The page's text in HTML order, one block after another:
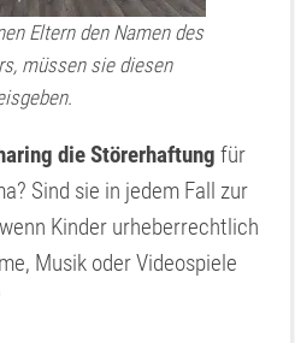
Eltern den Namen des
müssen sie diesen
die Störerhaftungfür
Sind sie in jedem Fall zur
Kinder urheberrechtlich
Musik oder Videospiele